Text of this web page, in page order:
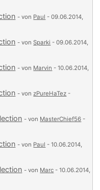
- von Paul - 09.06.2014,
- vonSparki - 09.06.2014,
- von Marvin - 10.06.2014,
- vonzPureHaTez -
- von MasterChief56 -
- von Paul - 10.06.2014,
- von Marc - 10.06.2014,